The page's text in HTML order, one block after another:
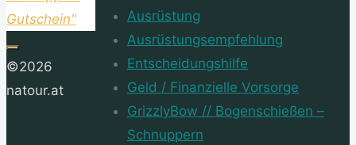
Gutschein"
Ausrüstung
Ausrüstungsempfehlung
Entscheidungshilfe
Geld / Finanzielle Vorsorge
GrizzlyBow // Bogenschießen –
Schnuppern
©2026
natour.at